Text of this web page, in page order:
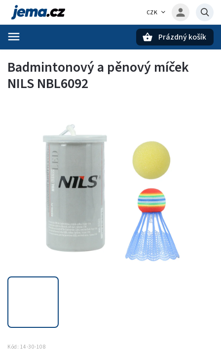
CZK
Prázdný košík
Badmintonový a pěnový míček
NILS NBL6092
Kód: 14-30-108